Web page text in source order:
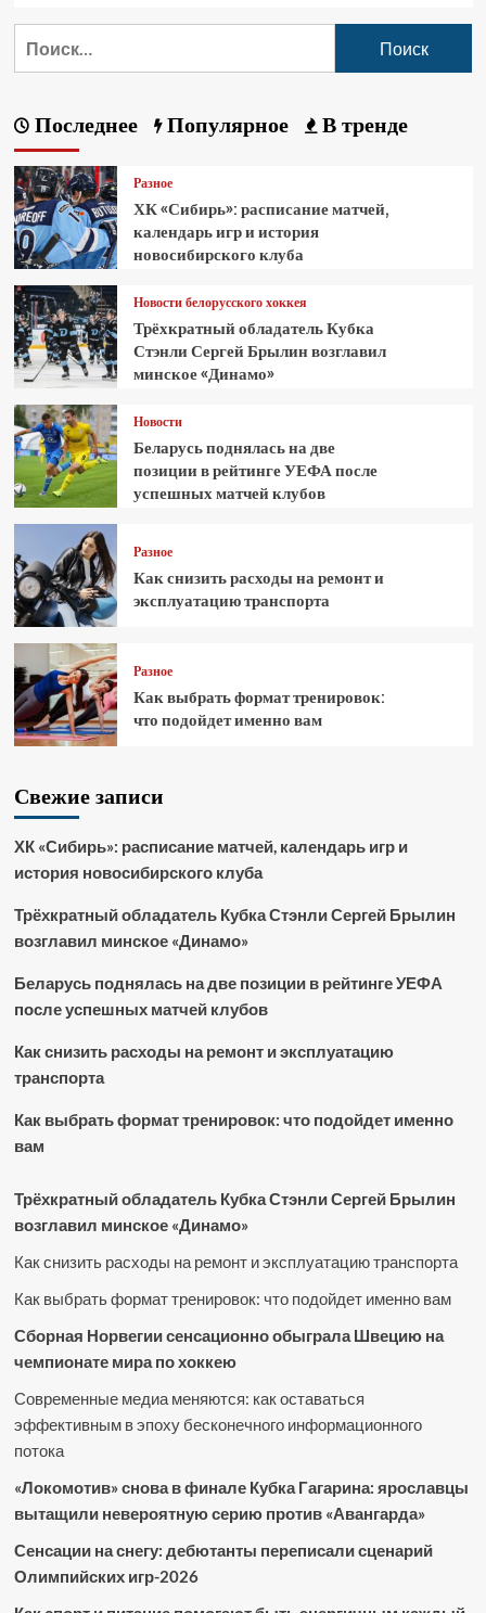
Последнее Популярное В тренде
Разное
ХК «Сибирь»: расписание матчей,
календарь игр и история
новосибирского клуба
Новости белорусского хоккея
Трёхкратный обладатель Кубка
Стэнли Сергей Брылин возглавил
минское «Динамо»
Новости
Беларусь поднялась на две
позиции в рейтинге УЕФА после
успешных матчей клубов
Разное
Как снизить расходы на ремонт и
эксплуатацию транспорта
Разное
Как выбрать формат тренировок:
что подойдет именно вам
Свежие записи
ХК «Сибирь»: расписание матчей, календарь игр и
история новосибирского клуба
Трёхкратный обладатель Кубка Стэнли Сергей Брылин
возглавил минское «Динамо»
Беларусь поднялась на две позиции в рейтинге УЕФА
после успешных матчей клубов
Как снизить расходы на ремонт и эксплуатацию
транспорта
Как выбрать формат тренировок: что подойдет именно
вам
Трёхкратный обладатель Кубка Стэнли Сергей Брылин
возглавил минское «Динамо»
Как снизить расходы на ремонт и эксплуатацию транспорта
Как выбрать формат тренировок: что подойдет именно вам
Сборная Норвегии сенсационно обыграла Швецию на
чемпионате мира по хоккею
Современные медиа меняются: как оставаться
эффективным в эпоху бесконечного информационного
потока
«Локомотив» снова в финале Кубка Гагарина: ярославцы
вытащили невероятную серию против «Авангарда»
Сенсации на снегу: дебютанты переписали сценарий
Олимпийских игр-2026